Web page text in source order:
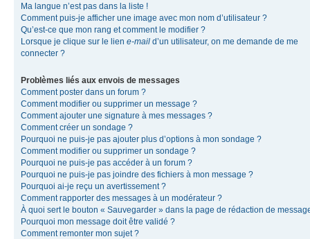
Ma langue n’est pas dans la liste !
Comment puis-je afficher une image avec mon nom d’utilisateur ?
Qu’est-ce que mon rang et comment le modifier ?
Lorsque je clique sur le lien e-mail d’un utilisateur, on me demande de me
connecter ?
Problèmes liés aux envois de messages
Comment poster dans un forum ?
Comment modifier ou supprimer un message ?
Comment ajouter une signature à mes messages ?
Comment créer un sondage ?
Pourquoi ne puis-je pas ajouter plus d’options à mon sondage ?
Comment modifier ou supprimer un sondage ?
Pourquoi ne puis-je pas accéder à un forum ?
Pourquoi ne puis-je pas joindre des fichiers à mon message ?
Pourquoi ai-je reçu un avertissement ?
Comment rapporter des messages à un modérateur ?
À quoi sert le bouton « Sauvegarder » dans la page de rédaction de
Pourquoi mon message doit être validé ?
Comment remonter mon sujet ?